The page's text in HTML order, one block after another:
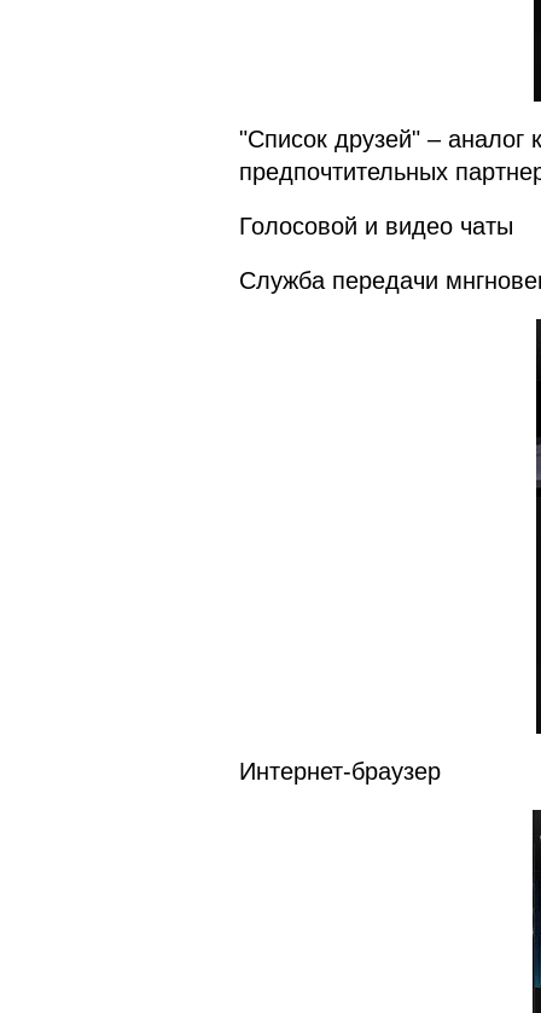
"Список друзей" – аналог
предпочтительных
Голосовой и видео чаты
Служба передачи
Интернет-браузер